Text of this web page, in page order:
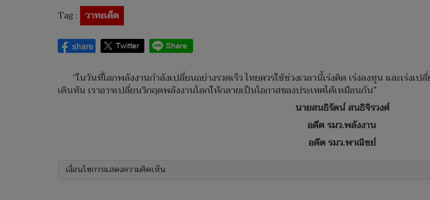
Tag : วาทะเด็ด
“ในวันที่โลกพลังงานกำลังเปลี่ยนอย่างรวดเร็ว ไทยควรใช้ช่วงเวลานี้เร่งคิด เร่งลงทุน และเร่งเ
เดินทัน เราอาจเปลี่ยนวิกฤตพลังงานโลกให้กลายเป็นโอกาสของประเทศได้เหมือนกัน”
นายสนธิรัตน์ สนธิจิรวงศ์
อดีต รมว.พลังงาน
อดีต รมว.พาณิชย์
เงื่อนไขการแสดงความคิดเห็น